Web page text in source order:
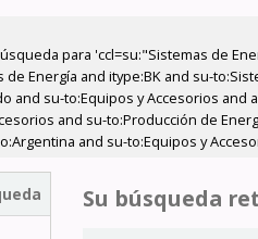
para 'ccl=su:"Sistemas de
Energía and itype:BK and su-
and su-to:Equipos y Accesorios and
and su-to:Producción de
and su-to:Equipos y
Su búsqueda